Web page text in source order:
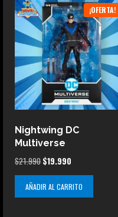
¡OFERTA!
Nightwing DC
Multiverse
$21.990 El
precio
original
era:
$19.990
precio
actual
es:
AÑADIR AL CARRITO